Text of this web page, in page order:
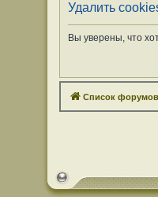
Удалить
Вы уверены, что
Список форумов